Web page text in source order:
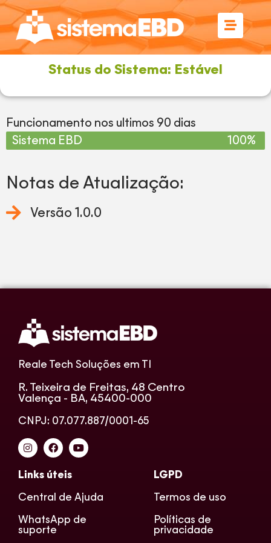
Status do Sistema: Estável
Funcionamento nos ultimos 90 dias
Sistema EBD
100%
Notas de Atualização:
Versão 1.0.0
Reale Tech Soluções em TI
R. Teixeira de Freitas, 48 Centro
Valença - BA, 45400-000
CNPJ: 07.077.887/0001-65
Links úteis
Central de Ajuda
WhatsApp de
suporte
LGPD
Termos de uso
Políticas de
privacidade